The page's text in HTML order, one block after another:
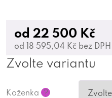
od 22 500 Kč
od 18 595,04 Kč bez DPH
Zvolte variantu
Koženka ?